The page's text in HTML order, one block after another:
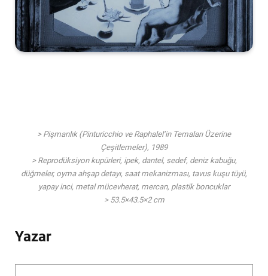
> Pişmanlık (Pinturicchio ve Raphalel’in Temaları Üzerine
Çeşitlemeler), 1989
> Reprodüksiyon kupürleri, ipek, dantel, sedef, deniz kabuğu,
düğmeler, oyma ahşap detayı, saat mekanizması, tavus kuşu tüyü,
yapay inci, metal mücevherat, mercan, plastik boncuklar
> 53.5×43.5×2 cm
Yazar